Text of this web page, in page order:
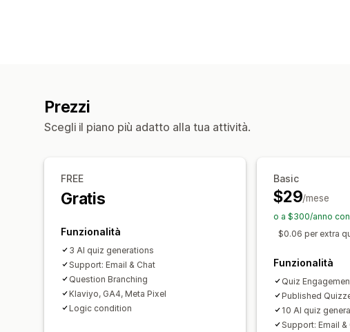
Prezzi
Scegli il piano più adatto alla tua attività.
FREE
Gratis
Funzionalità
3 AI quiz generations
Support: Email & Chat
Question Branching
Klaviyo, GA4, Meta Pixel
Logic condition
Basic
$29/mese
o a $300/anno
$0.06 per extra
Funzionalità
Quiz
Published
10 AI quiz
Support: Email &